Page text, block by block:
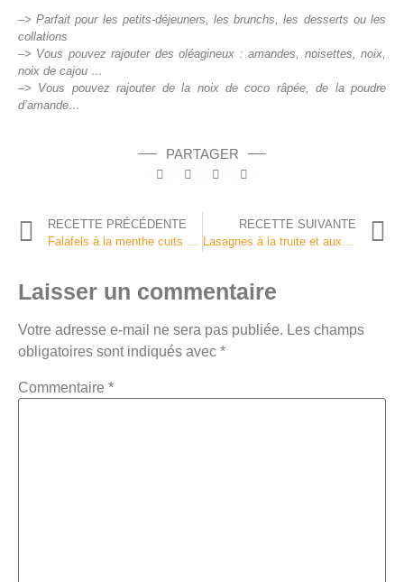
–> Parfait pour les petits-déjeuners, les brunchs, les desserts ou les
collations
–> Vous pouvez rajouter des oléagineux : amandes, noisettes, noix,
noix de cajou …
–> Vous pouvez rajouter de la noix de coco râpée, de la poudre
d’amande…
PARTAGER
RECETTE PRÉCÉDENTE
RECETTE SUIVANTE
Laisser un commentaire
Votre adresse e-mail ne sera pas publiée. Les champs
obligatoires sont indiqués avec *
Commentaire *